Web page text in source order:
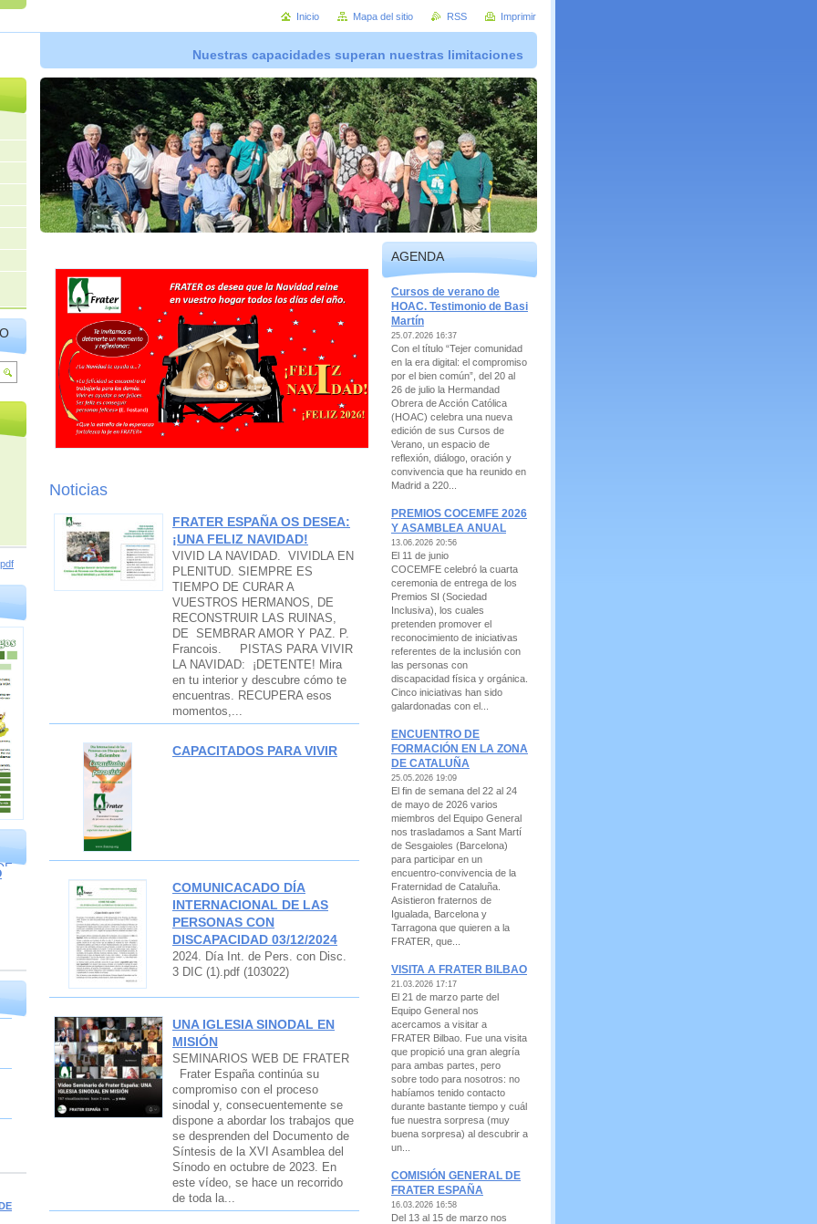
Nuestras capacidades superan nuestras limitaciones
Noticias
FRATER ESPAÑA OS DESEA:
¡UNA FELIZ NAVIDAD!
VIVID LA NAVIDAD. VIVIDLA EN
PLENITUD. SIEMPRE ES
TIEMPO DE CURAR A
VUESTROS HERMANOS, DE
RECONSTRUIR LAS RUINAS,
DE SEMBRAR AMOR Y PAZ. P.
Francois. PISTAS PARA VIVIR
LA NAVIDAD: ¡DETENTE! Mira
en tu interior y descubre cómo te
encuentras. RECUPERA esos
momentos,...
CAPACITADOS PARA VIVIR
COMUNICACADO DÍA
INTERNACIONAL DE LAS
PERSONAS CON
DISCAPACIDAD 03/12/2024
2024. Día Int. de Pers. con Disc.
3 DIC (1).pdf (103022)
UNA IGLESIA SINODAL EN
MISIÓN
SEMINARIOS WEB DE FRATER
Frater España continúa su
compromiso con el proceso
sinodal y, consecuentemente se
dispone a abordar los trabajos que
se desprenden del Documento de
Síntesis de la XVI Asamblea del
Sínodo en octubre de 2023. En
este vídeo, se hace un recorrido
de toda la...
AGENDA
Cursos de verano de
HOAC. Testimonio de Basi
Martín
25.07.2026 16:37
Con el título “Tejer comunidad
en la era digital: el compromiso
por el bien común”, del 20 al
26 de julio la Hermandad
Obrera de Acción Católica
(HOAC) celebra una nueva
edición de sus Cursos de
Verano, un espacio de
reflexión, diálogo, oración y
convivencia que ha reunido en
Madrid a 220...
PREMIOS COCEMFE 2026
Y ASAMBLEA ANUAL
13.06.2026 20:56
El 11 de junio
COCEMFE celebró la cuarta
ceremonia de entrega de los
Premios SI (Sociedad
Inclusiva), los cuales
pretenden promover el
reconocimiento de iniciativas
referentes de la inclusión con
las personas con
discapacidad física y orgánica.
Cinco iniciativas han sido
galardonadas con el...
ENCUENTRO DE
FORMACIÓN EN LA ZONA
DE CATALUÑA
25.05.2026 19:09
El fin de semana del 22 al 24
de mayo de 2026 varios
miembros del Equipo General
nos trasladamos a Sant Martí
de Sesgaioles (Barcelona)
para participar en un
encuentro-convivencia de la
Fraternidad de Cataluña.
Asistieron fraternos de
Igualada, Barcelona y
Tarragona que quieren a la
FRATER, que...
VISITA A FRATER BILBAO
21.03.2026 17:17
El 21 de marzo parte del
Equipo General nos
acercamos a visitar a
FRATER Bilbao. Fue una visita
que propició una gran alegría
para ambas partes, pero
sobre todo para nosotros: no
habíamos tenido contacto
durante bastante tiempo y cuál
fue nuestra sorpresa (muy
buena sorpresa) al descubrir a
un...
COMISIÓN GENERAL DE
FRATER ESPAÑA
16.03.2026 16:58
Del 13 al 15 de marzo nos
Inicio Mapa del sitio RSS Imprimir